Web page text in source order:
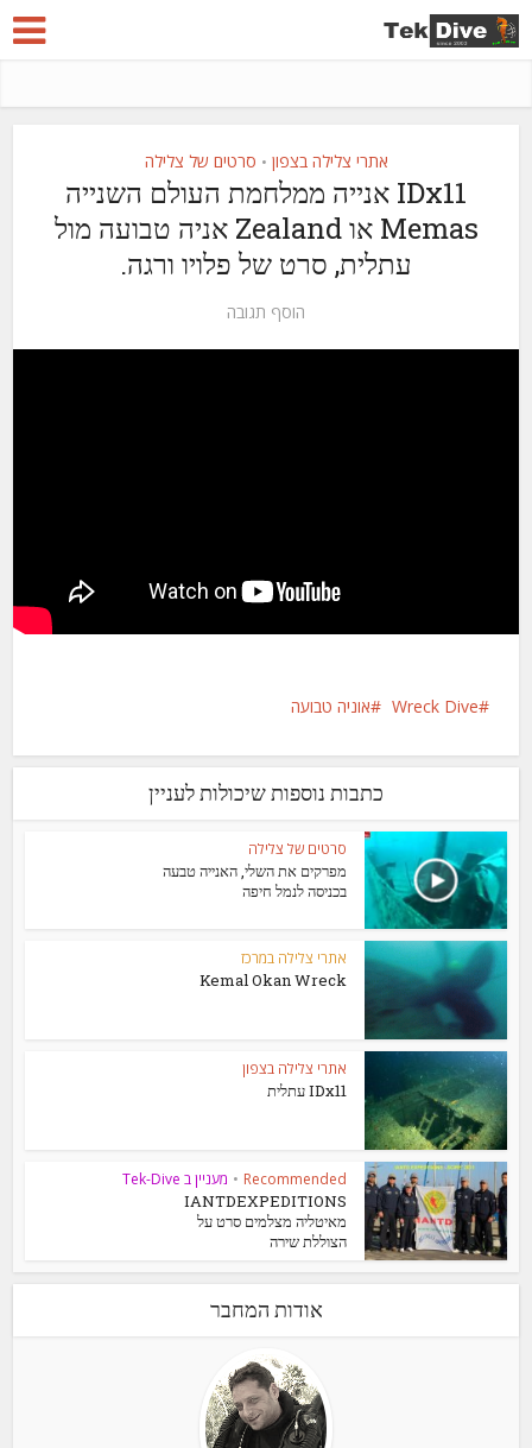
אתרי צלילה בצפון • סרטים של צלילה
IDx11 אנייה ממלחמת העולם השנייה
Memas או Zealand אניה טבועה מול
עתלית, סרט של פלויו ורגה.
הוסף תגובה
Wreck Dive אוניה טבועה
כתבות נוספות שיכולות לעניין
סרטים של צלילה
מפרקים את השלי, האנייה טבעה
בכניסה לנמל חיפה
אתרי צלילה במרכז
Kemal Okan Wreck
אתרי צלילה בצפון
IDx11 עתלית
Recommended
• מעניין ב Tek-Dive
IANTDEXPEDITIONS
מאיטליה מצלמים סרט על
הצוללת שירה
אודות המחבר